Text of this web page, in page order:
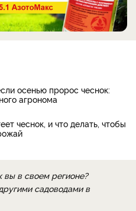
осенью пророс чеснок:
агронома
чеснок, и что делать, чтобы
вы в своем регионе?
садоводами в